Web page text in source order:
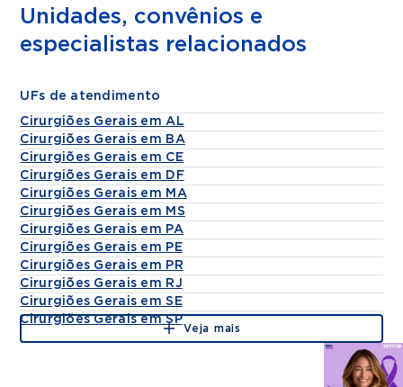
Unidades, convênios e
especialistas relacionados
UFs de atendimento
Cirurgiões Gerais em AL
Cirurgiões Gerais em BA
Cirurgiões Gerais em CE
Cirurgiões Gerais em DF
Cirurgiões Gerais em MA
Cirurgiões Gerais em MS
Cirurgiões Gerais em PA
Cirurgiões Gerais em PE
Cirurgiões Gerais em PR
Cirurgiões Gerais em RJ
Cirurgiões Gerais em SE
Cirurgiões Gerais em SP
Veja mais
Agende